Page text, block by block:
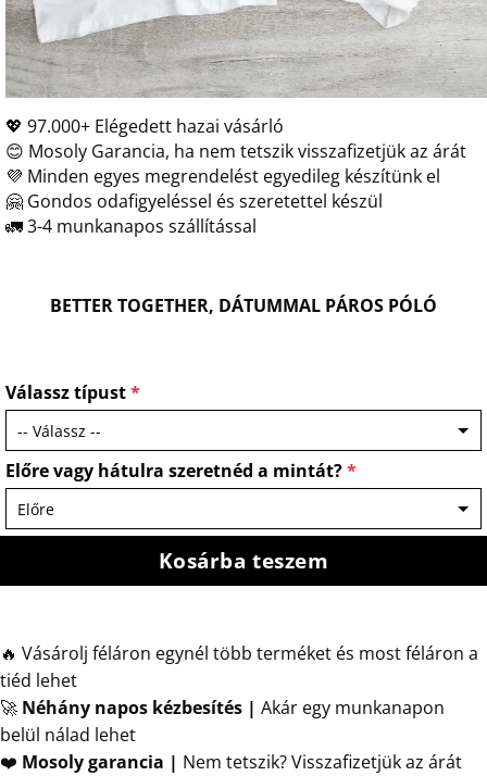
💖 97.000+ Elégedett hazai vásárló
😊 Mosoly Garancia, ha nem tetszik visszafizetjük az árát
💜 Minden egyes megrendelést egyedileg készítünk el
🤗 Gondos odafigyeléssel és szeretettel készül
🚛 3-4 munkanapos szállítással
BETTER TOGETHER, DÁTUMMAL PÁROS PÓLÓ
Válassz típust*
Előre vagy hátulra szeretnéd a mintát?*
Kosárba teszem
🔥 Vásárolj féláron egynél több terméket és most féláron a
tiéd lehet
🚀 Néhány napos kézbesítés | Akár egy munkanapon
belül nálad lehet
❤️ Mosoly garancia | Nem tetszik? Visszafizetjük az árát